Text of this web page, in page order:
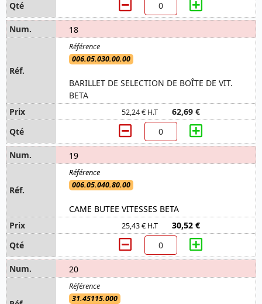
18
006.05.030.00.00
BARILLET DE SELECTION DE BOÎTE DE VIT.
BETA
52,24 € H.T 62,69 €
19
006.05.040.80.00
CAME BUTEE VITESSES BETA
25,43 € H.T 30,52 €
20
31.45115.000